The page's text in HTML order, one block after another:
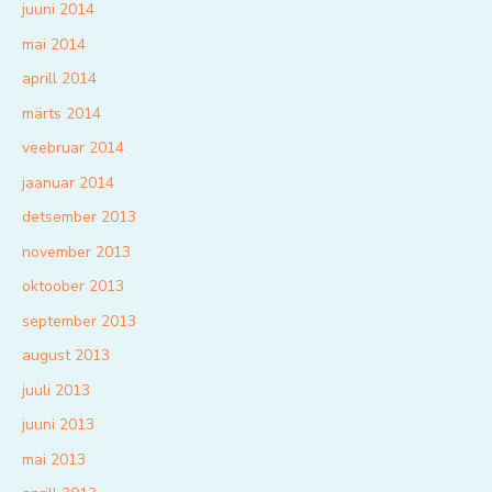
juuni 2014
mai 2014
aprill 2014
märts 2014
veebruar 2014
jaanuar 2014
detsember 2013
november 2013
oktoober 2013
september 2013
august 2013
juuli 2013
juuni 2013
mai 2013